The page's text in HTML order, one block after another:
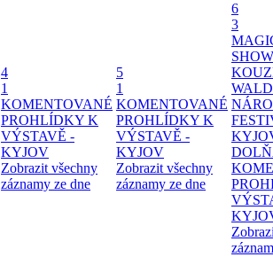
4
1
KOMENTOVANÉ
PROHLÍDKY K
VÝSTAVĚ -
KYJOV
Zobrazit všechny
záznamy ze dne
5
1
KOMENTOVANÉ
PROHLÍDKY K
VÝSTAVĚ -
KYJOV
Zobrazit všechny
záznamy ze dne
6
3